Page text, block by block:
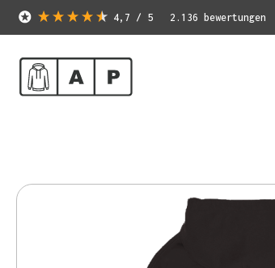
4,7 / 5 2.136 bewertungen